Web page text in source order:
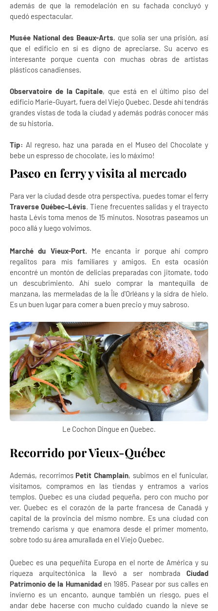
además de que la remodelación en su fachada concluyó y
quedó espectacular.
Musée National des Beaux-Arts, que solía ser una prisión, así
que el edificio en sí es digno de apreciarse. Su acervo es
interesante porque cuenta con muchas obras de artistas
plásticos canadienses.
Observatoire de la Capitale, que está en el último piso del
edificio Marie-Guyart, fuera del Viejo Quebec. Desde ahí tendrás
grandes vistas de toda la ciudad y además podrás conocer más
de su historia.
Tip: Al regreso, haz una parada en el Museo del Chocolate y
bebe un espresso de chocolate, ¡es lo máximo!
Paseo en ferry y visita al mercado
Para ver la ciudad desde otra perspectiva, puedes tomar el ferry
Traverse Québec–Lévis. Tiene frecuentes salidas y el trayecto
hasta Lévis toma menos de 15 minutos. Nosotras paseamos un
poco allá y luego volvimos.
Marché du Vieux-Port. Me encanta ir porque ahí compro
regalitos para mis familiares y amigos. En esta ocasión
encontré un montón de delicias preparadas con jitomate, todo
un descubrimiento. Ahí suelo comprar la mantequilla de
manzana, las mermeladas de la Île d'Orléans y la sidra de hielo.
Es un buen lugar para comer a buen precio y muy sabroso.
Le Cochon Dingue en Quebec.
Recorrido por Vieux-Québec
Además, recorrimosPetit Champlain, subimos en el funicular,
visitamos, compramos en las tiendas y entramos a varios
templos. Quebec es una ciudad pequeña, pero con mucho por
ver. Quebec es el corazón de la parte francesa de Canadá y
capital de la provincia del mismo nombre. Es una ciudad con
tremendo carisma y que enamora desde el primer momento,
sobre todo su área amurallada en el Viejo Quebec.
Quebec es una pequeñita Europa en el norte de América y su
riqueza arquitectónica la llevó a ser nombrada Ciudad
Patrimonio de la Humanidaden 1985. Pasear por sus calles en
invierno es un encanto, aunque también un riesgo, pues el
andar debe hacerse con mucho cuidado cuando la nieve se